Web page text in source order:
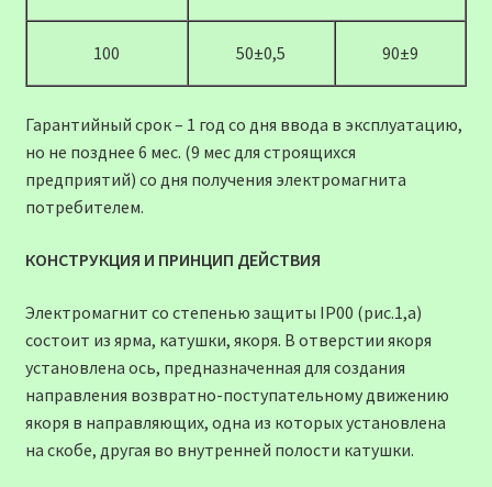
100 50±0,5 90±9
Гарантийный срок – 1 год со дня ввода в эксплуатацию,
но не позднее 6 мес. (9 мес для строящихся
предприятий) со дня получения электромагнита
потребителем.
КОНСТРУКЦИЯ И ПРИНЦИП ДЕЙСТВИЯ
Электромагнит со степенью защиты IР00 (рис.1,а)
состоит из ярма, катушки, якоря. В отверстии якоря
установлена ось, предназначенная для создания
направления возвратно-поступательному движению
якоря в направляющих, одна из которых установлена
на скобе, другая во внутренней полости катушки.